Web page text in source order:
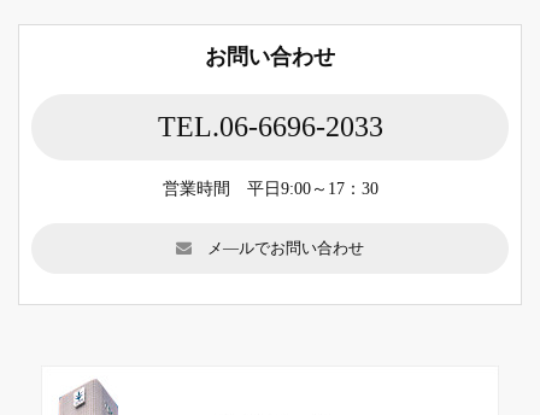
お問い合わせ
TEL.06-6696-2033
営業時間 平日9:00～17：30
メ―ルでお問い合わせ